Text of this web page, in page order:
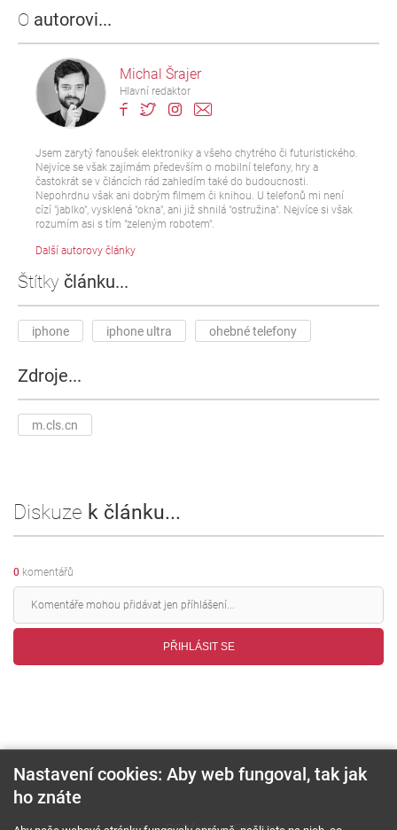
O autorovi...
Michal Šrajer
Hlavní redaktor
Jsem zarytý fanoušek elektroniky a všeho chytrého či futuristického.
Nejvíce se však zajímám především o mobilní telefony, hry a
častokrát se v článcích rád zahledím také do budoucnosti.
Nepohrdnu však ani dobrým filmem či knihou. U telefonů mi není
cízí "jablko", vysklená "okna", ani již shnilá "ostružina". Nejvíce si však
rozumím asi s tím "zeleným robotem".
Další autorovy články
Štítky článku...
iphone iphone ultra ohebné telefony
Zdroje...
m.cls.cn
Diskuze k článku...
0 komentářů
PŘIHLÁSIT SE
Nastavení cookies: Aby web fungoval, tak jak
ho znáte